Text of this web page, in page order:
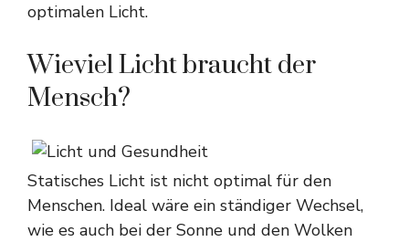
optimalen Licht.
Wieviel Licht braucht der
Mensch?
Statisches Licht ist nicht optimal für den
Menschen. Ideal wäre ein ständiger Wechsel,
wie es auch bei der Sonne und den Wolken